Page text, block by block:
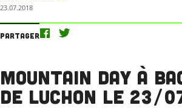
23.07.2018
Partager
Mountain Day à
de Luchon le 23/